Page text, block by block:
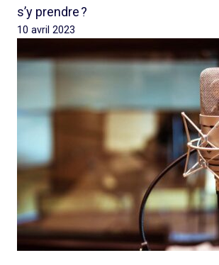
s’y prendre ?
10 avril 2023